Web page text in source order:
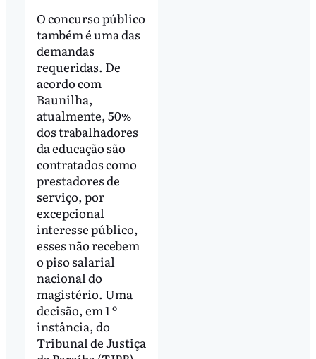
O concurso público
também é uma das
demandas
requeridas. De
acordo com
Baunilha,
atualmente, 50%
dos trabalhadores
da educação são
contratados como
prestadores de
serviço, por
excepcional
interesse público,
esses não recebem
o piso salarial
nacional do
magistério. Uma
decisão, em 1 º
instância, do
Tribunal de Justiça